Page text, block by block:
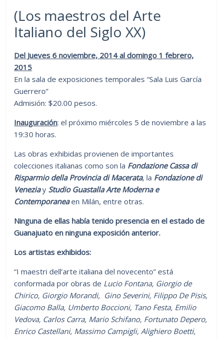
(Los maestros del Arte
Italiano del Siglo XX)
Del Jueves 6 noviembre, 2014 al domingo 1 febrero,
2015
En la sala de exposiciones temporales “Sala Luis García
Guerrero”
Admisión: $20.00 pesos.
Inauguración: el próximo miércoles 5 de noviembre a las
19:30 horas.
Las obras exhibidas provienen de importantes
colecciones italianas como son la Fondazione Cassa di
Risparmio della Provincia di Macerata, la Fondazione di
Venezia y Studio Guastalla Arte Moderna e
Contemporaneaen Milán, entre otras.
Ninguna de ellas había tenido presencia en el estado de
Guanajuato en ninguna exposición anterior.
Los artistas exhibidos:
“I maestri dell’arte italiana del novecento” está
conformada por obras de Lucio Fontana, Giorgio de
Chirico, Giorgio Morandi, Gino Severini, Filippo De Pisis,
Giacomo Balla, Umberto Boccioni, Tano Festa, Emilio
Vedova, Carlos Carra, Mario Schifano, Fortunato Depero,
Enrico Castellani, Massimo Campigli, Alighiero Boetti,